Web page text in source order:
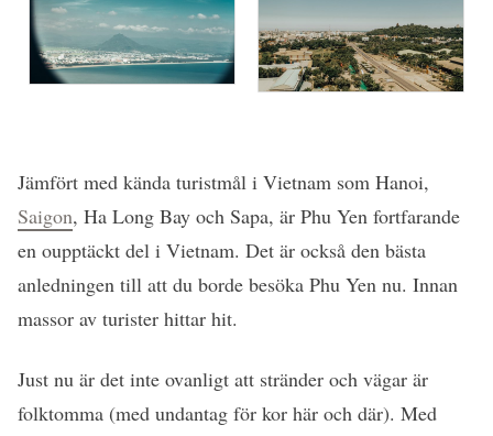
Jämfört med kända turistmål i Vietnam som Hanoi,
Saigon, Ha Long Bay och Sapa, är Phu Yen fortfarande
en oupptäckt del i Vietnam. Det är också den bästa
anledningen till att du borde besöka Phu Yen nu. Innan
massor av turister hittar hit.
Just nu är det inte ovanligt att stränder och vägar är
folktomma (med undantag för kor här och där). Med